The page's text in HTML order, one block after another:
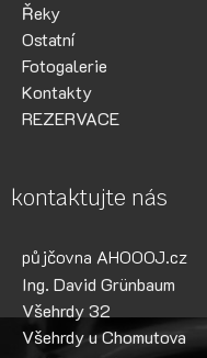
Řeky
Ostatní
Fotogalerie
Kontakty
REZERVACE
kontaktujte nás
půjčovna AHOOOJ.cz
Ing. David Grünbaum
Všehrdy 32
Všehrdy u Chomutova